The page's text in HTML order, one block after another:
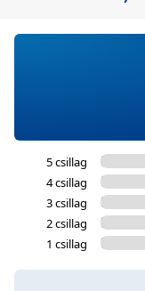
5 csillag
4 csillag
3 csillag
2 csillag
1 csillag